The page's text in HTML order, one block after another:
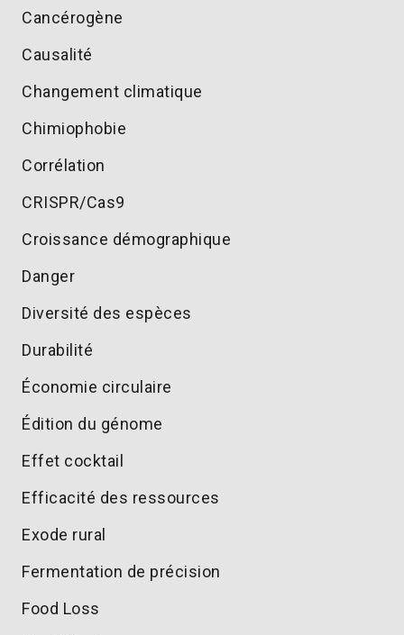
Cancérogène
Causalité
Changement climatique
Chimiophobie
Corrélation
CRISPR/Cas9
Croissance démographique
Danger
Diversité des espèces
Durabilité
Économie circulaire
Édition du génome
Effet cocktail
Efficacité des ressources
Exode rural
Fermentation de précision
Food Loss